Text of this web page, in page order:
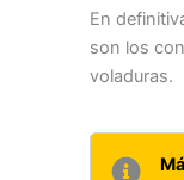
En
son los
voladuras.